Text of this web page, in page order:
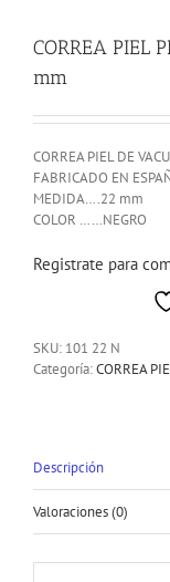
CORREA PIEL
mm
CORREA PIEL DE
FABRICADO EN
MEDIDA….22 mm
COLOR ……NEGRO
Registrate para
SKU: 101 22 N
Categoría:CORREA
Descripción
Valoraciones (0)